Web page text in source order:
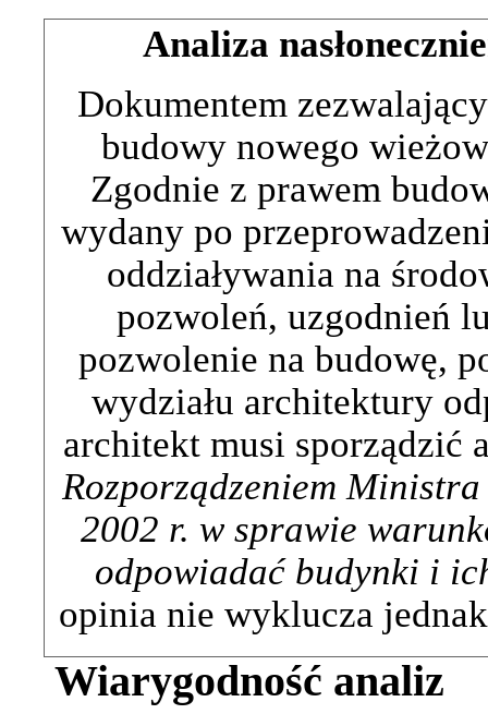
Analiza
Dokumentem
budowy nowego
Zgodnie z prawem
wydany po
oddziaływania na
pozwoleń, uzgodnień
pozwolenie na budowę,
wydziału architektury
architekt musi sporządzić
Rozporządzeniem Ministra
2002 r. w sprawie
odpowiadać budynki i
opinia nie wyklucza
Wiarygodność analiz